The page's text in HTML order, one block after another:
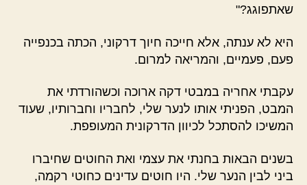
שאתפוגג?"
היא לא ענתה, אלא חייכה חיוך דרקוני, הכתה בכנפייה
פעם, פעמיים, והמריאה למרום.
עקבתי אחריה במבטי דקה ארוכה וכשהורדתי את
המבט, הפניתי אותו לנער שלי, לחבריו וחברותיו, שעוד
המשיכו להסתכל לכיוון הדרקונית המעופפת.
בשנים הבאות בחנתי את עצמי ואת החוטים שחיברו
ביני לבין הנער שלי. היו חוטים עדינים כחוטי רקמה,